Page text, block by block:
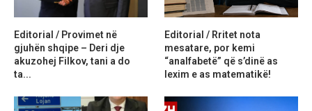
Editorial / Provimet në
gjuhën shqipe – Deri dje
akuzohej Filkov, tani a do
ta...
Editorial / Rritet nota
mesatare, por kemi
“analfabetë” që s’dinë as
lexim e as matematikë!